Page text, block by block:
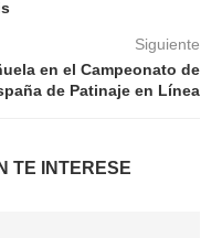
Siguiente
en el Campeonato de
de Patinaje en Línea
TE INTERESE